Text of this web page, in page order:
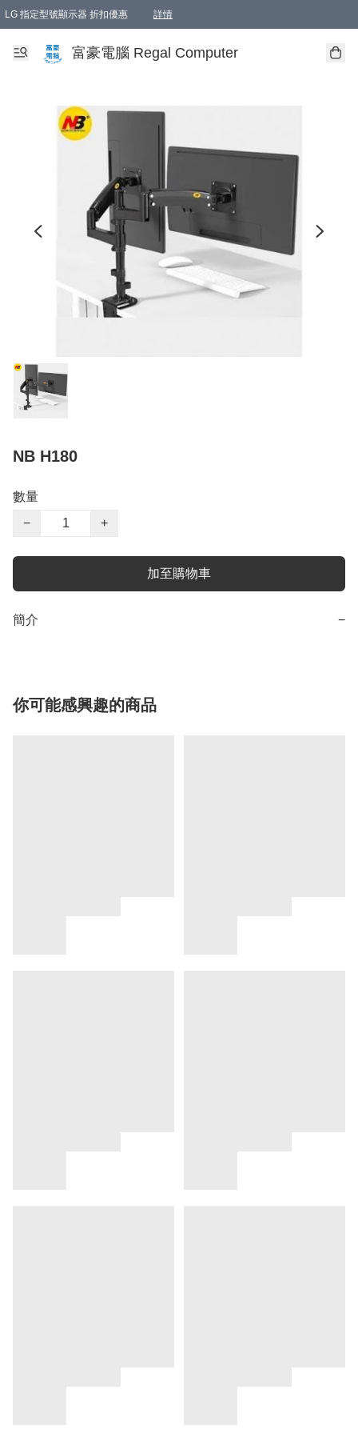
LG 指定型號顯示器 折扣優惠 詳情
富豪電腦 Regal Computer
NB H180
數量
−
+
加至購物車
簡介 −
你可能感興趣的商品